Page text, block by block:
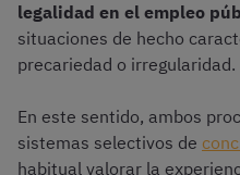
legalidad en el empleo
situaciones de hecho
precariedad o irregularidad.
En este sentido, ambos
sistemas selectivos de
habitual valorar la